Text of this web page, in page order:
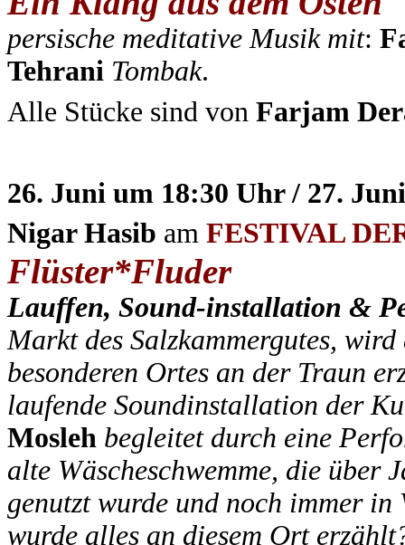
persische meditative Musik​ mit:
Tehrani Tombak.
Alle Stücke sind von Farjam
26. Juni um 18:30 Uhr / 27.
Nigar Hasib am FESTIVAL
Flüster*Fluder
Lauffen, Sound-installation &
Markt des Salzkammergutes,
besonderen Ortes an der Traun
laufende Soundinstallation der
Mosleh begleitet durch eine
alte Wäscheschwemme, die über
genutzt wurde und noch immer in
wurde alles an diesem Ort